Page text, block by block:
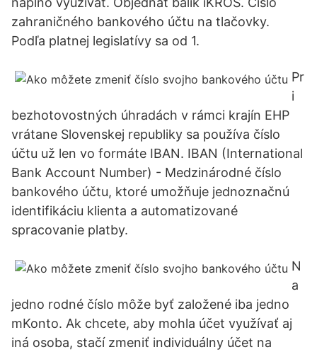
zahraničného bankového účtu na tlačovky.
Podľa platnej legislatívy sa od 1.
Pr
i
bezhotovostných úhradách v rámci krajín EHP
vrátane Slovenskej republiky sa používa číslo
účtu už len vo formáte IBAN. IBAN (International
Bank Account Number) - Medzinárodné číslo
bankového účtu, ktoré umožňuje jednoznačnú
identifikáciu klienta a automatizované
spracovanie platby.
N
a
jedno rodné číslo môže byť založené iba jedno
mKonto. Ak chcete, aby mohla účet využívať aj
iná osoba, stačí zmeniť individuálny účet na